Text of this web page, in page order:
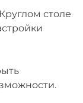
столе